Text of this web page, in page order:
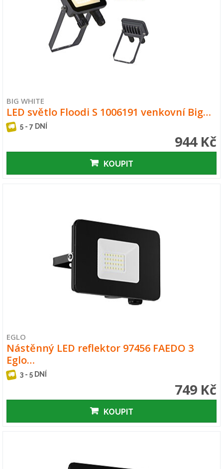
BIG WHITE
LED světlo Floodi S 1006191 venkovní Big…
5 - 7 DNÍ
944 Kč
KOUPIT
EGLO
Nástěnný LED reflektor 97456 FAEDO 3
Eglo…
3 - 5 DNÍ
749 Kč
KOUPIT